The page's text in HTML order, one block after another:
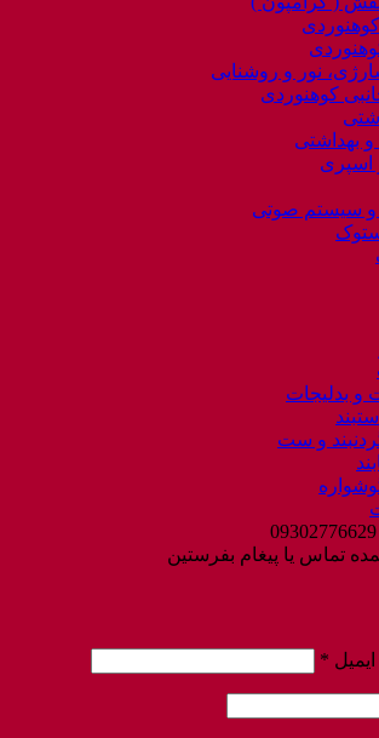
نور و روشنایی
کوهنوردی
و بهداشتی
اسپری
و سیستم صوتی
و بدلیجات
و ست
تماس یا پیغام بفرستین
*